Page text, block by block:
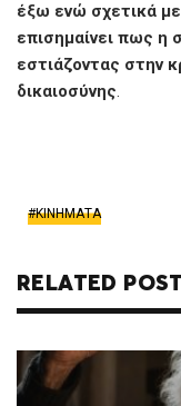
έξω ενώ σχετικά
επισημαίνει πως η
εστιάζοντας στην
δικαιοσύνης.
ΚΙΝΗΜΑΤΑ
RELATED